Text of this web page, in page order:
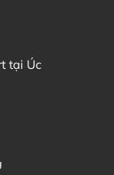
tại Úc